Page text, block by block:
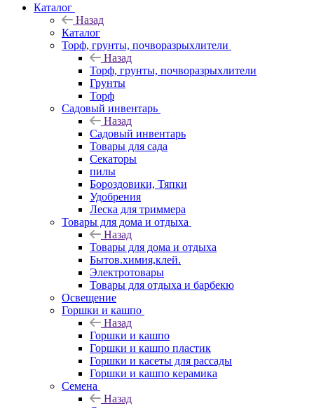
Каталог
Назад
Каталог
Торф, грунты, почворазрыхлители
Назад
Торф, грунты, почворазрыхлители
Грунты
Торф
Садовый инвентарь
Назад
Садовый инвентарь
Товары для сада
Секаторы
пилы
Бороздовики, Тяпки
Удобрения
Леска для триммера
Товары для дома и отдыха
Назад
Товары для дома и отдыха
Бытов.химия,клей.
Электротовары
Товары для отдыха и барбекю
Освещение
Горшки и кашпо
Назад
Горшки и кашпо
Горшки и кашпо пластик
Горшки и касеты для рассады
Горшки и кашпо керамика
Семена
Назад